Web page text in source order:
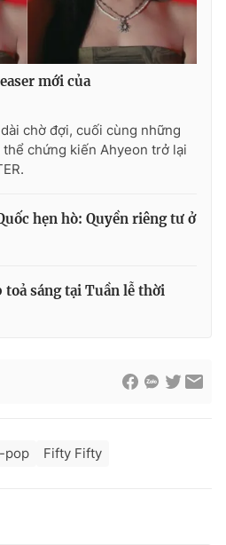
mới của
chờ đợi, cuối cùng những
chứng kiến Ahyeon trở lại
hẹn hò: Quyền riêng tư ở
toả sáng tại Tuần lễ thời
pop Fifty Fifty